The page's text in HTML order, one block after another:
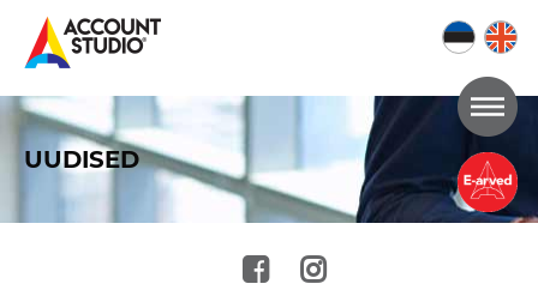
Mine
lehe
sisuUUDISED